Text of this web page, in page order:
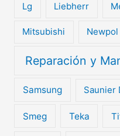
Lg Liebherr
Mitsubishi Newpol
Reparación y
Samsung Saunier
Smeg Teka